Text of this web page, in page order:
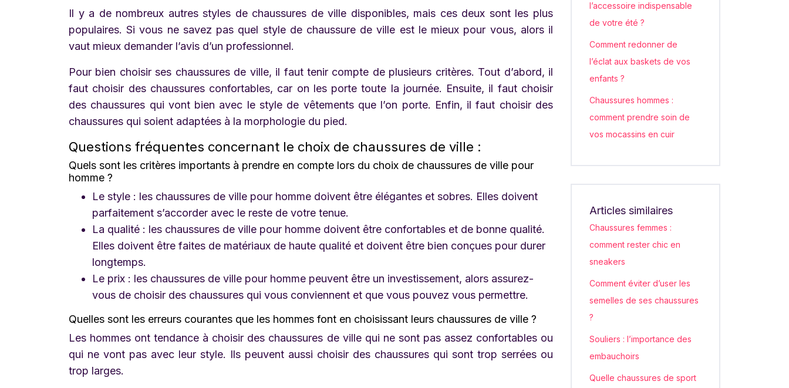
Il y a de nombreux autres styles de chaussures de ville disponibles, mais ces deux sont les plus
populaires. Si vous ne savez pas quel style de chaussure de ville est le mieux pour vous, alors il
vaut mieux demander l’avis d’un professionnel.
Pour bien choisir ses chaussures de ville, il faut tenir compte de plusieurs critères. Tout d’abord, il
faut choisir des chaussures confortables, car on les porte toute la journée. Ensuite, il faut choisir
des chaussures qui vont bien avec le style de vêtements que l’on porte. Enfin, il faut choisir des
chaussures qui soient adaptées à la morphologie du pied.
Questions fréquentes concernant le choix de chaussures de ville :
Quels sont les critères importants à prendre en compte lors du choix de chaussures de ville pour
homme ?
Le style : les chaussures de ville pour homme doivent être élégantes et sobres. Elles doivent
parfaitement s’accorder avec le reste de votre tenue.
La qualité : les chaussures de ville pour homme doivent être confortables et de bonne qualité.
Elles doivent être faites de matériaux de haute qualité et doivent être bien conçues pour durer
longtemps.
Le prix : les chaussures de ville pour homme peuvent être un investissement, alors assurez-
vous de choisir des chaussures qui vous conviennent et que vous pouvez vous permettre.
Quelles sont les erreurs courantes que les hommes font en choisissant leurs chaussures de ville ?
Les hommes ont tendance à choisir des chaussures de ville qui ne sont pas assez confortables ou
qui ne vont pas avec leur style. Ils peuvent aussi choisir des chaussures qui sont trop serrées ou
trop larges.
l’accessoire indispensable
de votre été ?
Comment redonner de
l’éclat aux baskets de vos
enfants ?
Chaussures hommes :
comment prendre soin de
vos mocassins en cuir
Articles similaires
Chaussures femmes :
comment rester chic en
sneakers
Comment éviter d’user les
semelles de ses chaussures
?
Souliers : l’importance des
embauchoirs
Quelle chaussures de sport